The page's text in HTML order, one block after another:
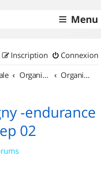
Menu
Connexion
Inscription
Organisation de sorties & Recherche de partenaires Organisation de sorties en région Picardie
-endurance
02